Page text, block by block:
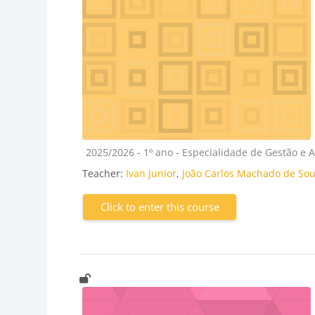
Course category
2025/2026 - 1º ano - Especialidade de Gestão e
Teacher: Ivan Junior, João Carlos Machado de
Click to enter this course